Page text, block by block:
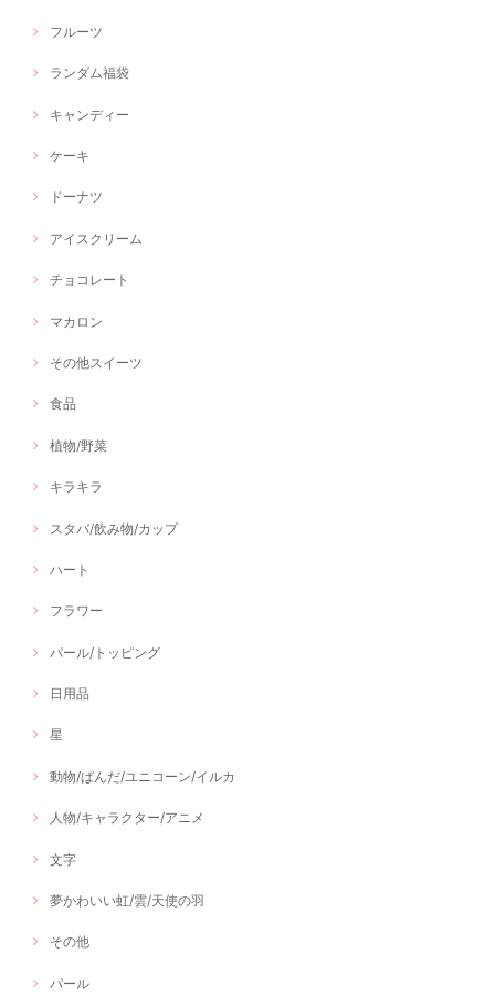
フルーツ
ランダム福袋
キャンディー
ケーキ
ドーナツ
アイスクリーム
チョコレート
マカロン
その他スイーツ
食品
植物/野菜
キラキラ
スタバ/飲み物/カップ
ハート
フラワー
パール/トッピング
日用品
星
動物/ぱんだ/ユニコーン/イルカ
人物/キャラクター/アニメ
文字
夢かわいい虹/雲/天使の羽
その他
パール